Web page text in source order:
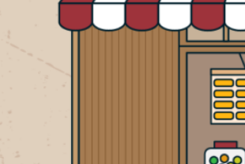
你的資源物